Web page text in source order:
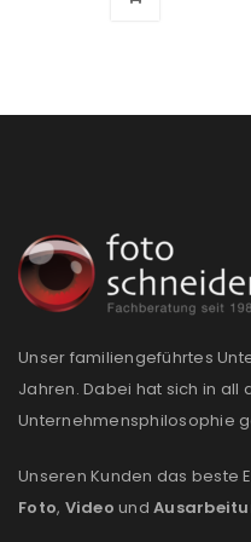
ANMELDEN
PASSWORT VERGESSEN?
REGISTRIEREN
E-Mail-Adresse
Unser familiengeführtes
Jahren. Dabei hat sich in all
Unternehmensphilosophie
Unseren Kunden das beste
Foto, Video und